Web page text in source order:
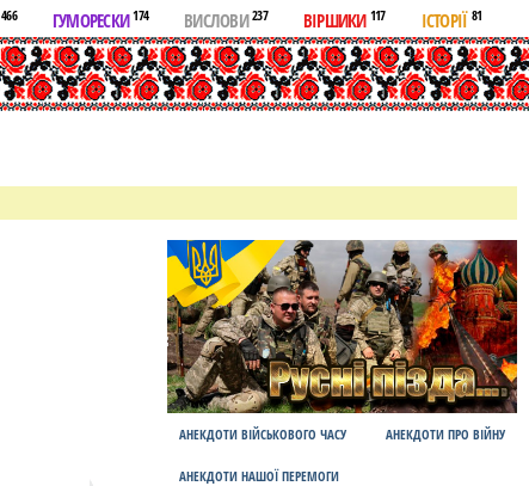
466 ГУМОРЕСКИ174 ВИСЛОВИ237 ВІРШИКИ 117 ІСТОРІЇ 81
АНЕКДОТИ ВІЙСЬКОВОГО ЧАСУ АНЕКДОТИ ПРО ВІЙНУ
АНЕКДОТИ НАШОЇ ПЕРЕМОГИ